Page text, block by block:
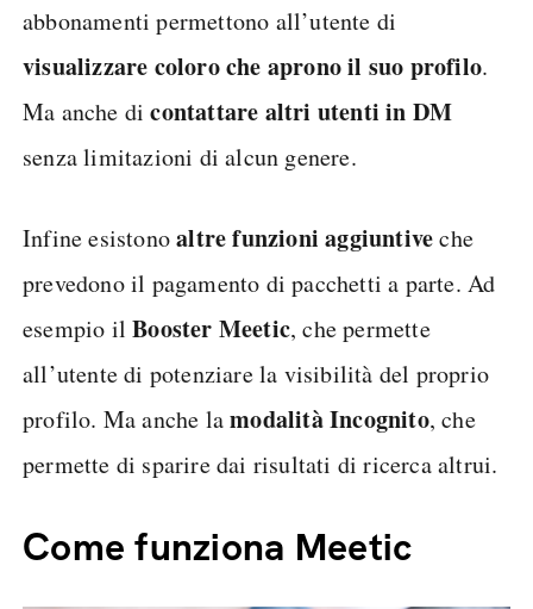
abbonamenti permettono all’utente di
visualizzare coloro che aprono il suo profilo.
Ma anche dicontattare altri utenti in DM
senza limitazioni di alcun genere.
Infine esistonoaltrefunzioni aggiuntiveche
prevedono il pagamento di pacchetti a parte. Ad
esempio ilBooster Meetic, che permette
all’utente di potenziare la visibilità del proprio
profilo. Ma anche lamodalità Incognito, che
permette di sparire dai risultati di ricerca altrui.
Come funziona Meetic